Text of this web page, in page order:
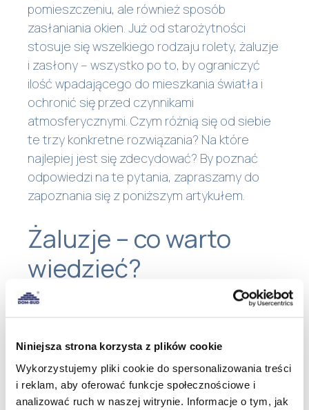
Niniejsza strona korzysta z plików cookie
Wykorzystujemy pliki cookie do spersonalizowania treści
i reklam, aby oferować funkcje społecznościowe i
analizować ruch w naszej witrynie. Informacje o tym, jak
pomieszczeniu, ale również sposób
zasłaniania okien. Już od starożytności
stosuje się wszelkiego rodzaju rolety, żaluzje
i zasłony – wszystko po to, by ograniczyć
ilość wpadającego do mieszkania światła i
ochronić się przed czynnikami
atmosferycznymi. Czym różnią się od siebie
te trzy konkretne rozwiązania? Na które
najlepiej jest się zdecydować? By poznać
odpowiedzi na te pytania, zapraszamy do
zapoznania się z poniższym artykułem.
Żaluzje – co warto
wiedzieć?
Żaluzje powoli odchodzą w zapomnienie – cieszyły się
największa popularności w Polsce w latach 80. Za ich
wyborem może przemawiać niska cena oraz
sztucznych lub bambusa będą nam służyć przez wiele
lat, a także pozwolą regulować ilość wpadającego do
pomieszczenia światła, co dla wielu może być
dodatkową zaletą.